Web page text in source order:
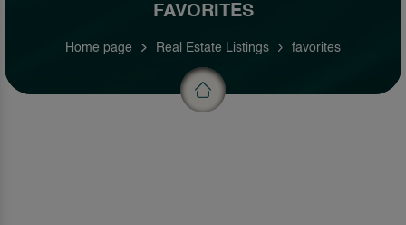
FAVORITES
Home page Real Estate Listings favorites